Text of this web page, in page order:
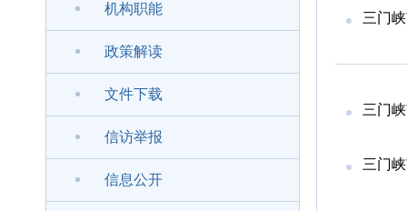
机构职能
政策解读
文件下载
信访举报
信息公开
三门
三门
三门